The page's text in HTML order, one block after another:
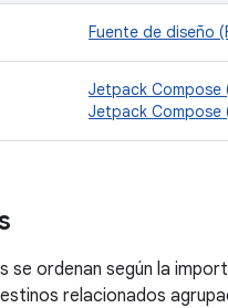
Fuente de diseño
Jetpack Compose
Jetpack Compose
se ordenan según la
relacionados